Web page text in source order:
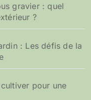
gravier : quel
?
: Les défis de la
pour une